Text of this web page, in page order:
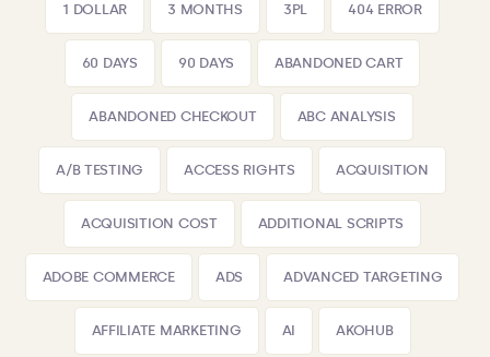
1 DOLLAR 3 MONTHS 3PL 404 ERROR
60 DAYS 90 DAYS ABANDONED CART
ABANDONED CHECKOUT ABC ANALYSIS
A/B TESTING ACCESS RIGHTS ACQUISITION
ACQUISITION COST ADDITIONAL SCRIPTS
ADOBE COMMERCE ADS ADVANCED TARGETING
AFFILIATE MARKETING AI AKOHUB